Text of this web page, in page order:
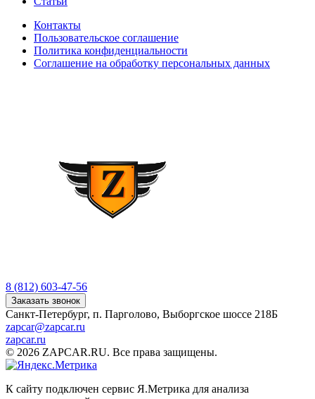
Контакты
Пользовательское соглашение
Политика конфиденциальности
Соглашение на обработку персональных данных
8 (812) 603-47-56
Заказать звонок
Санкт-Петербург, п. Парголово, Выборгское шоссе 218Б
zapcar@zapcar.ru
zapcar.ru
© 2026 ZAPCAR.RU. Все права защищены.
К сайту подключен сервис Я.Метрика для анализа